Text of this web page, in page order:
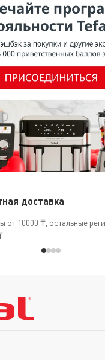
доставка
от 10000 ₸, остальные